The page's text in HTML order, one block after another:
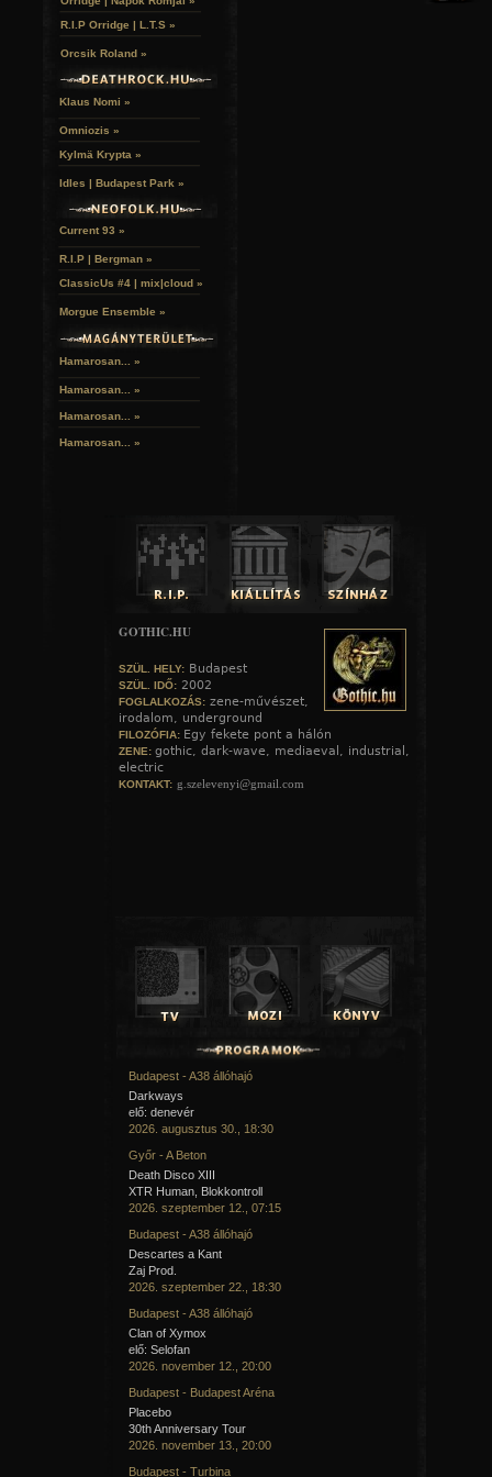
R.I.P Orridge | L.T.S »
Orcsik Roland »
Klaus Nomi »
Omniozis »
Kylmä Krypta »
Idles | Budapest Park »
Current 93 »
R.I.P | Bergman »
ClassicUs #4 | mix|cloud »
Morgue Ensemble »
Hamarosan... »
Hamarosan... »
Hamarosan... »
Hamarosan... »
GOTHIC.HU
SZÜL. HELY: Budapest
SZÜL. IDŐ: 2002
FOGLALKOZÁS: zene-művészet,
irodalom, underground
FILOZÓFIA: Egy fekete pont a hálón
ZENE: gothic, dark-wave, mediaeval, industrial,
electric
KONTAKT: g.szelevenyi@gmail.com
Budapest - A38 állóhajó
Darkways
elő: denevér
2026. augusztus 30., 18:30
Győr - A Beton
Death Disco XIII
XTR Human, Blokkontroll
2026. szeptember 12., 07:15
Budapest - A38 állóhajó
Descartes a Kant
Zaj Prod.
2026. szeptember 22., 18:30
Budapest - A38 állóhajó
Clan of Xymox
elő: Selofan
2026. november 12., 20:00
Budapest - Budapest Aréna
Placebo
30th Anniversary Tour
2026. november 13., 20:00
Budapest - Turbina